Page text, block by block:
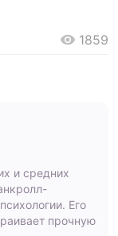
1859
и средних
Его
прочную